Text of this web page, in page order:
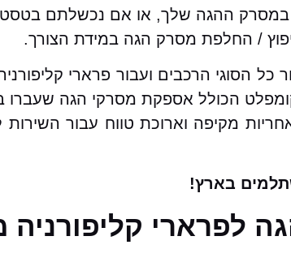
ההגה שלך, או אם נכשלתם בטסט
/ החלפת מסרק הגה במידת הצורך.
כל הסוגי הרכבים ועבור פרארי
קומפלט הכולל אספקת מסרקי הגה
מקיפה וארוכת טווח עבור
בארץ!
לפרארי